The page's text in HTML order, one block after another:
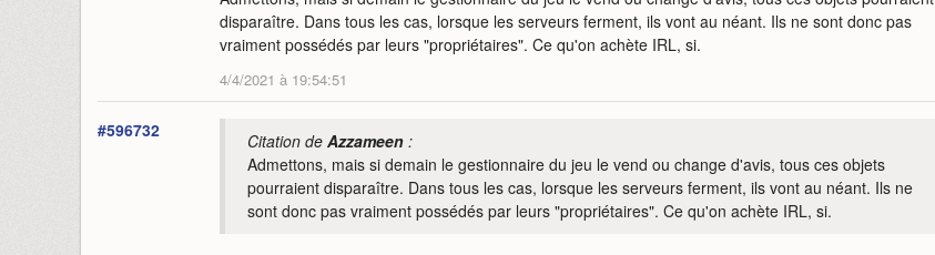
disparaître. Dans tous les cas, lorsque les serveurs ferment, ils vont au néant. Ils ne sont donc pas
vraiment possédés par leurs "propriétaires". Ce qu'on achète IRL, si.
4/4/2021 à 19:54:51
#596732 Citation de Azzameen :
Admettons, mais si demain le gestionnaire du jeu le vend ou change d'avis, tous ces objets
pourraient disparaître. Dans tous les cas, lorsque les serveurs ferment, ils vont au néant. Ils ne
sont donc pas vraiment possédés par leurs "propriétaires". Ce qu'on achète IRL, si.